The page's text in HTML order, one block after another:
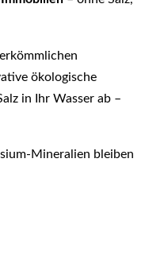
ökologische
in Ihr Wasser ab –
Mineralien bleiben